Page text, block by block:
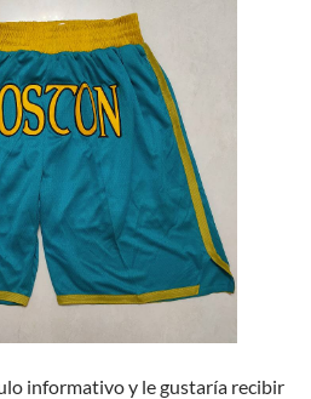
informativo y le gustaría recibir